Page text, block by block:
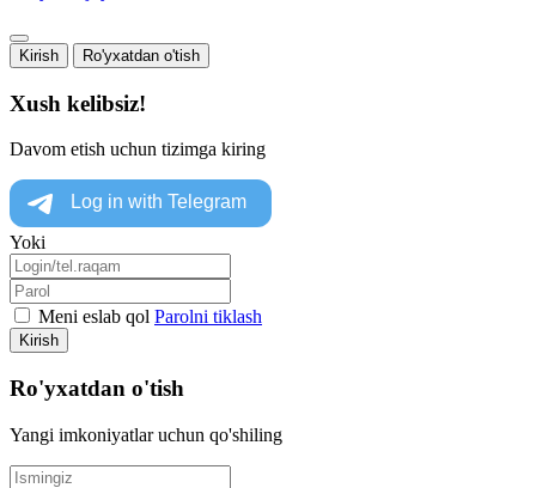
Kirish Ro'yxatdan o'tish
Xush kelibsiz!
Davom etish uchun tizimga kiring
Yoki
Meni eslab qol Parolni tiklash
Kirish
Ro'yxatdan o'tish
Yangi imkoniyatlar uchun qo'shiling